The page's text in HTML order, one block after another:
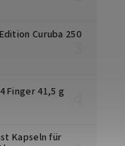
Curuba 250
Finger 41,5 g
Kapseln für